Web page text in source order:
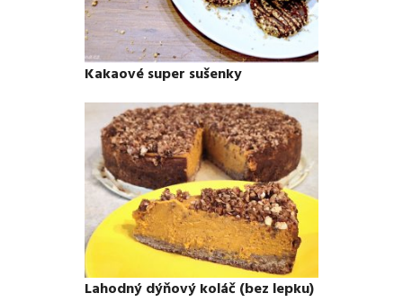
Kakaové super sušenky
Lahodný dýňový koláč (bez lepku)